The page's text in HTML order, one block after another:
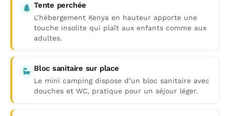
Tente perchée
L’hébergement Kenya en hauteur apporte une
touche insolite qui plaît aux enfants comme aux
adultes.
Bloc sanitaire sur place
Le mini camping dispose d’un bloc sanitaire avec
douches et WC, pratique pour un séjour léger.